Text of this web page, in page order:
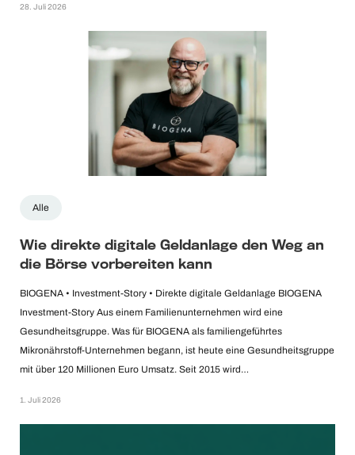
28. Juli 2026
Alle
Wie direkte digitale Geldanlage den Weg an
die Börse vorbereiten kann
BIOGENA • Investment-Story • Direkte digitale Geldanlage BIOGENA
Investment-Story Aus einem Familienunternehmen wird eine
Gesundheitsgruppe. Was für BIOGENA als familiengeführtes
Mikronährstoff-Unternehmen begann, ist heute eine Gesundheitsgruppe
mit über 120 Millionen Euro Umsatz. Seit 2015 wird…
1. Juli 2026